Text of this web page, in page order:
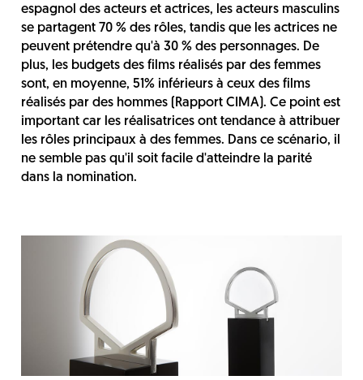
espagnol des acteurs et actrices, les acteurs masculins
se partagent 70 % des rôles, tandis que les actrices ne
peuvent prétendre qu'à 30 % des personnages. De
plus, les budgets des films réalisés par des femmes
sont, en moyenne, 51% inférieurs à ceux des films
réalisés par des hommes (Rapport CIMA). Ce point est
important car les réalisatrices ont tendance à attribuer
les rôles principaux à des femmes. Dans ce scénario, il
ne semble pas qu'il soit facile d'atteindre la parité
dans la nomination.